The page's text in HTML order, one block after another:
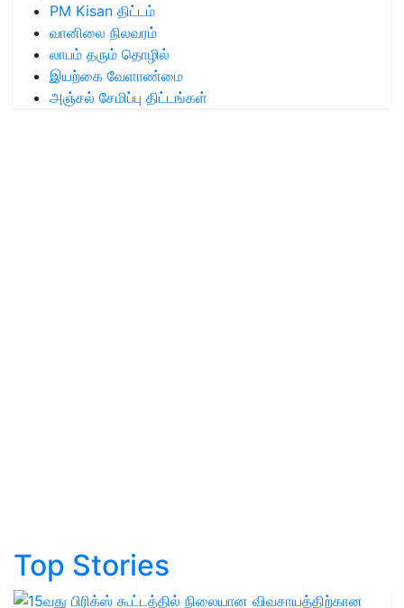
PM Kisan திட்டம்
வானிலை நிலவரம்
லாபம் தரும் தொழில்
இயற்கை வேளாண்மை
அஞ்சல் சேமிப்பு திட்டங்கள்
Top Stories